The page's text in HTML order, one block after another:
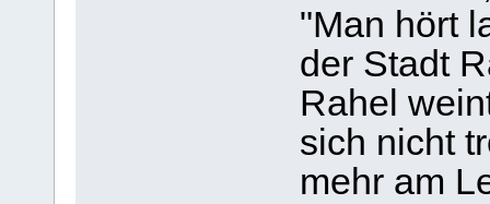
"Man hört
der Stadt
Rahel
sich nicht
mehr am